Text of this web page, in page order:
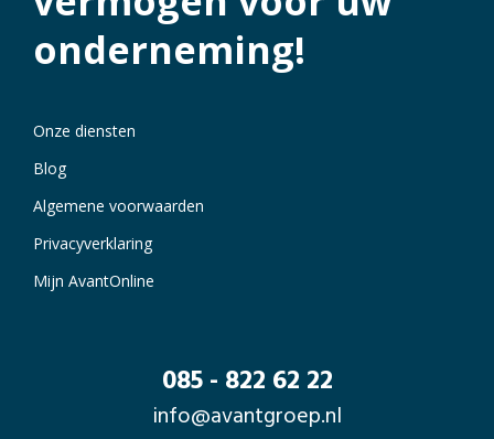
onderneming!
Onze diensten
Blog
Algemene voorwaarden
Privacyverklaring
Mijn AvantOnline
085 - 822 62 22
info@avantgroep.nl